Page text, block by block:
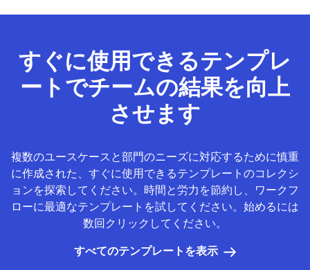
すぐに使用できるテンプレ
ートでチームの結果を向上
させます
複数のユースケースと部門のニーズに対応するために慎重
に作成された、すぐに使用できるテンプレートのコレクシ
ョンを探索してください。時間と労力を節約し、ワークフ
ローに最適なテンプレートを試してください。始めるには
数回クリックしてください。
すべてのテンプレートを表示